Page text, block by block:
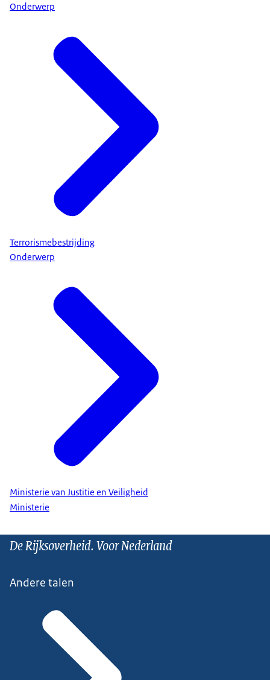
Onderwerp
Terrorismebestrijding
Onderwerp
Ministerie van Justitie en Veiligheid
Ministerie
De Rijksoverheid. Voor Nederland
Andere talen